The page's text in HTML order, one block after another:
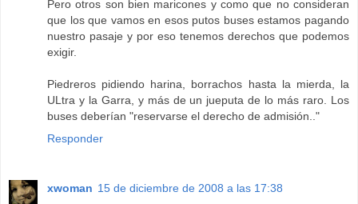
Pero otros son bien maricones y como que no consideran
que los que vamos en esos putos buses estamos pagando
nuestro pasaje y por eso tenemos derechos que podemos
exigir.
Piedreros pidiendo harina, borrachos hasta la mierda, la
ULtra y la Garra, y más de un jueputa de lo más raro. Los
buses deberían "reservarse el derecho de admisión.."
Responder
xwoman 15 de diciembre de 2008 a las 17:38